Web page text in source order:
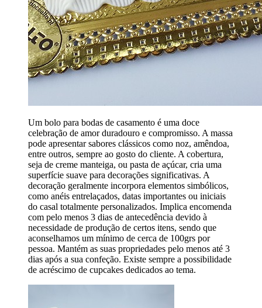
Um bolo para bodas de casamento é uma doce
celebração de amor duradouro e compromisso. A massa
pode apresentar sabores clássicos como noz, amêndoa,
entre outros, sempre ao gosto do cliente. A cobertura,
seja de creme manteiga, ou pasta de açúcar, cria uma
superfície suave para decorações significativas. A
decoração geralmente incorpora elementos simbólicos,
como anéis entrelaçados, datas importantes ou iniciais
do casal totalmente personalizados. Implica encomenda
com pelo menos 3 dias de antecedência devido à
necessidade de produção de certos itens, sendo que
aconselhamos um mínimo de cerca de 100grs por
pessoa. Mantém as suas propriedades pelo menos até 3
dias após a sua confeção. Existe sempre a possibilidade
de acréscimo de cupcakes dedicados ao tema.